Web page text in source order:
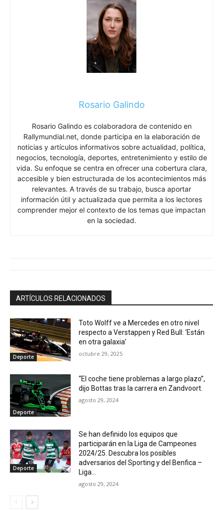
Rosario Galindo
Rosario Galindo es colaboradora de contenido en
Rallymundial.net, donde participa en la elaboración de
noticias y artículos informativos sobre actualidad, política,
negocios, tecnología, deportes, entretenimiento y estilo de
vida. Su enfoque se centra en ofrecer una cobertura clara,
accesible y bien estructurada de los acontecimientos más
relevantes. A través de su trabajo, busca aportar
información útil y actualizada que permita a los lectores
comprender mejor el contexto de los temas que impactan
en la sociedad.
ARTÍCULOS RELACIONADOS
Deporte
Toto Wolff ve a Mercedes en otro nivel
respecto a Verstappen y Red Bull: ‘Están
en otra galaxia’
octubre 29, 2025
Deporte
“El coche tiene problemas a largo plazo”,
dijo Bottas tras la carrera en Zandvoort.
agosto 29, 2024
Deporte
Se han definido los equipos que
participarán en la Liga de Campeones
2024/25. Descubra los posibles
adversarios del Sporting y del Benfica –
Liga...
agosto 29, 2024